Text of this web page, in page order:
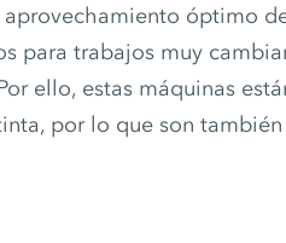
óptimo
para trabajos muy
ello, estas máquinas
por lo que son